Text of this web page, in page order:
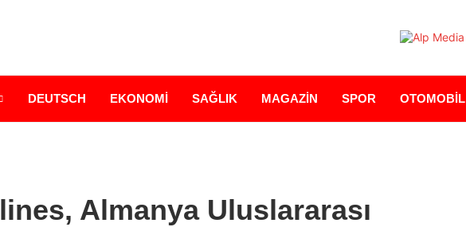
DEUTSCH EKONOMİ SAĞLIK MAGAZİN SPOR OTOMOBİL
Almanya Uluslararası